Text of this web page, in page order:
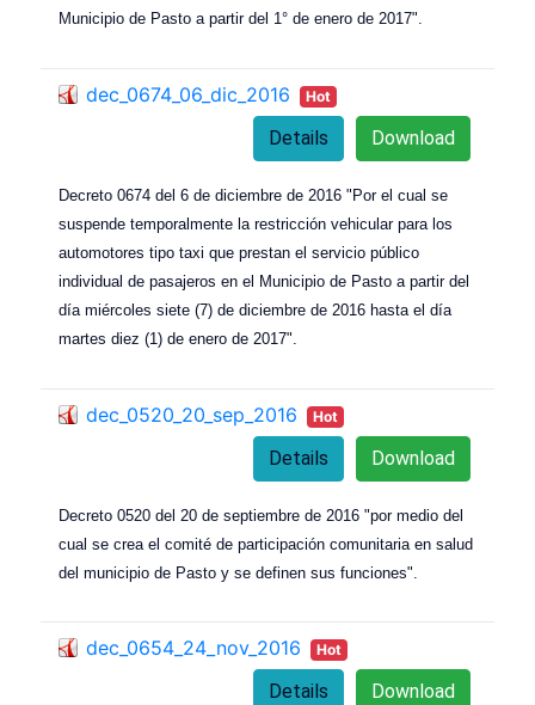
Municipio de Pasto a partir del 1° de enero de 2017".
dec_0674_06_dic_2016 Hot
Download
Details
Decreto 0674 del 6 de diciembre de 2016 "Por el cual se
suspende temporalmente la restricción vehicular para los
automotores tipo taxi que prestan el servicio público
individual de pasajeros en el Municipio de Pasto a partir del
día miércoles siete (7) de diciembre de 2016 hasta el día
martes diez (1) de enero de 2017".
dec_0520_20_sep_2016 Hot
Download
Details
Decreto 0520 del 20 de septiembre de 2016 "por medio del
cual se crea el comité de participación comunitaria en salud
del municipio de Pasto y se definen sus funciones".
dec_0654_24_nov_2016 Hot
Download
Details